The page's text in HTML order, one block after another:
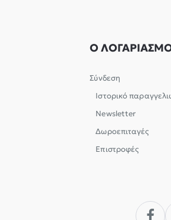
Ο
Σύνδεση
Ιστορικό
Newsletter
Δωροεπιταγές
Επιστροφές